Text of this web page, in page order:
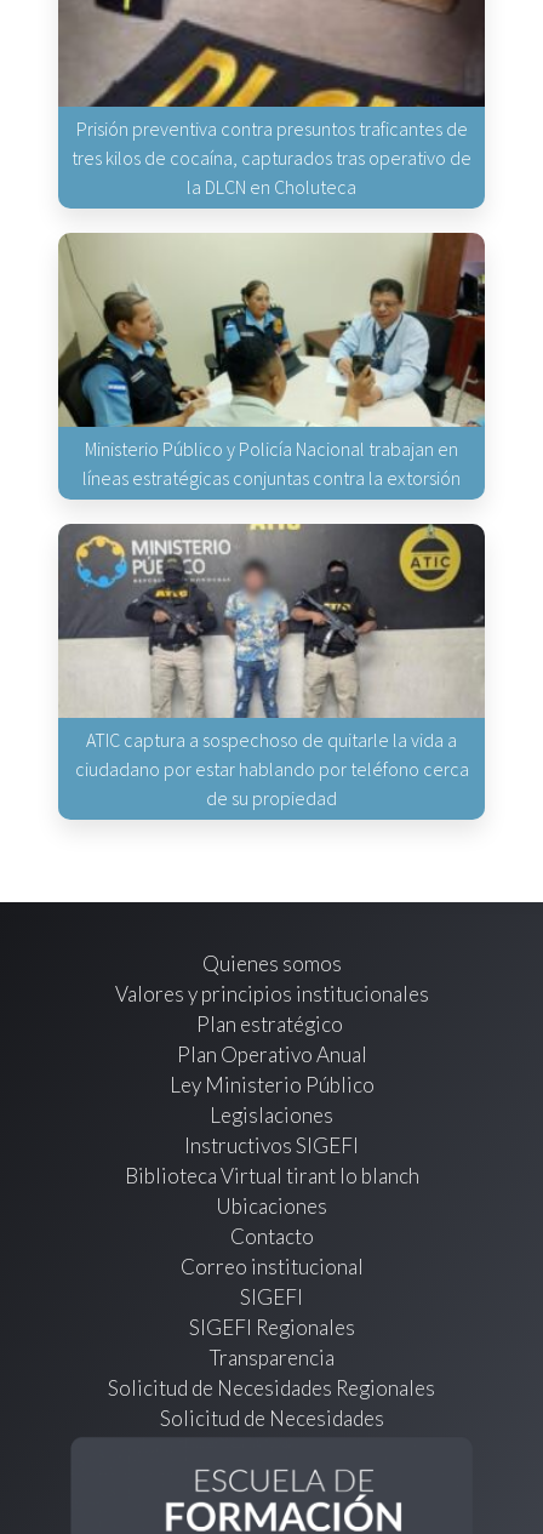
Prisión preventiva contra presuntos traficantes de
tres kilos de cocaína, capturados tras operativo de
la DLCN en Choluteca
Ministerio Público y Policía Nacional trabajan en
líneas estratégicas conjuntas contra la extorsión
ATIC captura a sospechoso de quitarle la vida a
ciudadano por estar hablando por teléfono cerca
de su propiedad
Quienes somos
Valores y principios institucionales
Plan estratégico
Plan Operativo Anual
Ley Ministerio Público
Legislaciones
Instructivos SIGEFI
Biblioteca Virtual tirant lo blanch
Ubicaciones
Contacto
Correo institucional
SIGEFI
SIGEFI Regionales
Transparencia
Solicitud de Necesidades Regionales
Solicitud de Necesidades